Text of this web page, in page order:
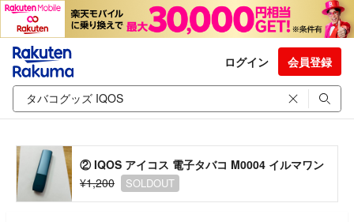
ログイン 会員登録
② IQOS アイコス 電子タバコ M0004 イルマワン
¥1,200
SOLDOUT